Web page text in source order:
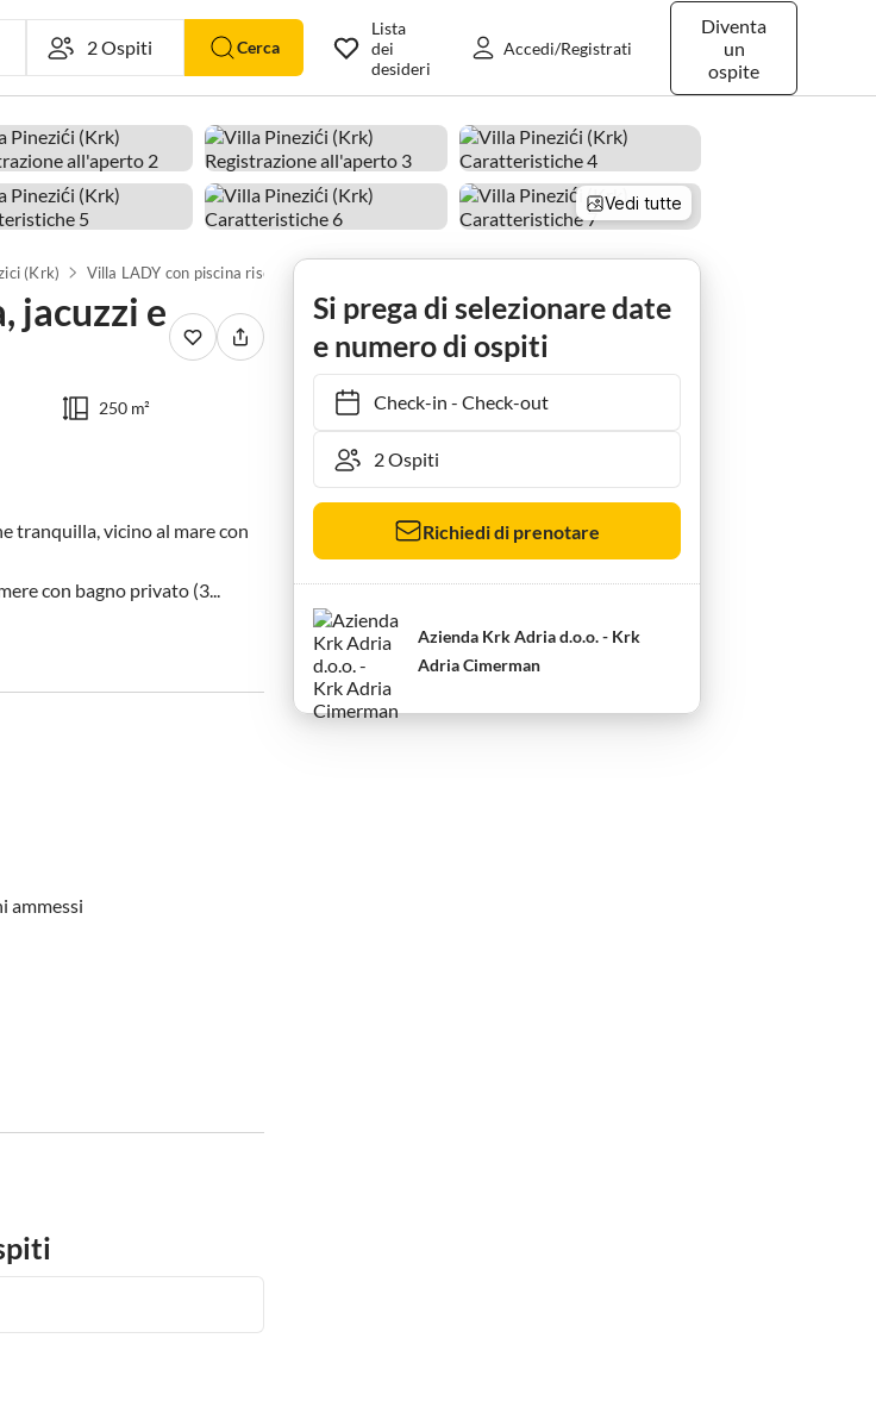
Cerca
Diventa
un
ospite
Lista
dei
desideri
Accedi/Registrati
Vedi tutte
(Krk)
jacuzzi e
250 m²
tranquilla, vicino al mare con
con bagno privato (3...
ammessi
Si prega di selezionare date
e numero di ospiti
Check-in- Check-out
Richiedi di prenotare
Azienda Krk Adria d.o.o. - Krk
Adria Cimerman